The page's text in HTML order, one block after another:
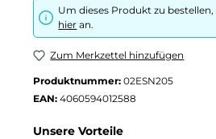
Um dieses Produkt zu
hier an.
Zum Merkzettel hinzufügen
Produktnummer: 02ESN205
EAN: 4060594012588
Unsere Vorteile